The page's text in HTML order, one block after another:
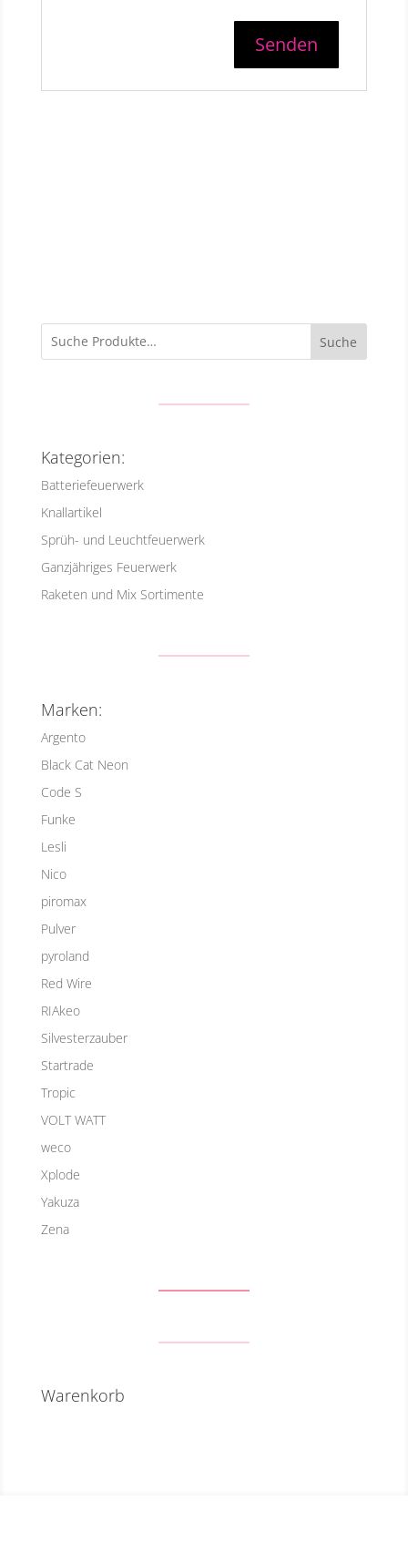
Suche
Kategorien:
Batteriefeuerwerk
Knallartikel
Sprüh- und Leuchtfeuerwerk
Ganzjähriges Feuerwerk
Raketen und Mix Sortimente
Marken:
Argento
Black Cat Neon
Code S
Funke
Lesli
Nico
piromax
Pulver
pyroland
Red Wire
RIAkeo
Silvesterzauber
Startrade
Tropic
VOLT WATT
weco
Xplode
Yakuza
Zena
Warenkorb